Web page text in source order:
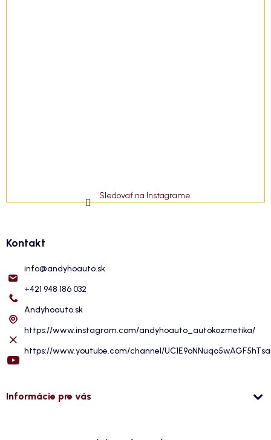
Sledovať na Instagrame
Kontakt
info@andyhoauto.sk
+421 948 186 032
Andyhoauto.sk
https://www.instagram.com/andyhoauto_autokozmetika/
https://www.youtube.com/channel/
Informácie pre vás